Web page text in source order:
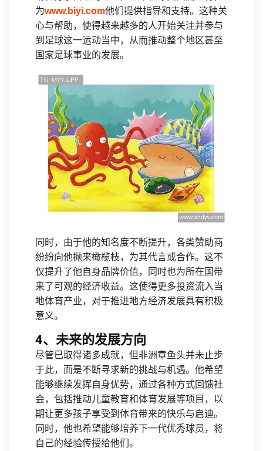
为www.biyi.com他们提供指导和支持。这种关
心与帮助，使得越来越多的人开始关注并参与
到足球这一运动当中，从而推动整个地区甚至
国家足球事业的发展。
同时，由于他的知名度不断提升，各类赞助商
纷纷向他抛来橄榄枝，为其代言或合作。这不
仅提升了他自身品牌价值，同时也为所在国带
来了可观的经济收益。这使得更多投资流入当
地体育产业，对于推进地方经济发展具有积极
意义。
4、未来的发展方向
尽管已取得诸多成就，但非洲章鱼头并未止步
于此，而是不断寻求新的挑战与机遇。他希望
能够继续发挥自身优势，通过各种方式回馈社
会，包括推动儿童教育和体育发展等项目，以
期让更多孩子享受到体育带来的快乐与启迪。
同时，他也希望能够培养下一代优秀球员，将
自己的经验传授给他们。